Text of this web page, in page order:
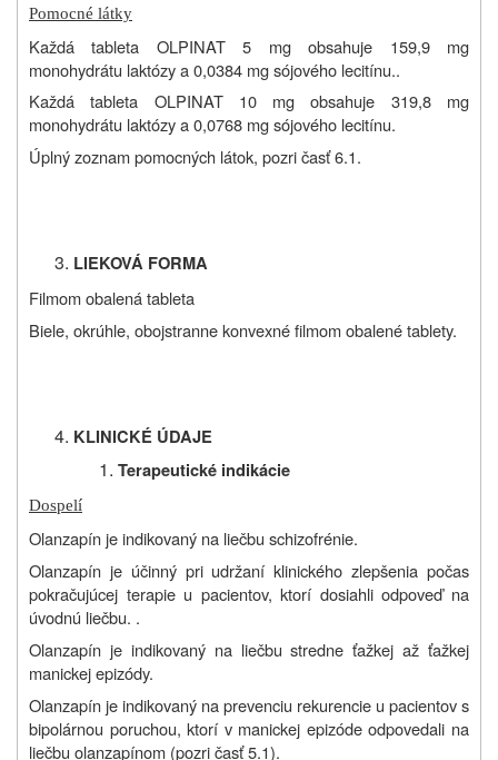
Pomocné látky
Každá tableta OLPINAT 5 mg obsahuje 159,9 mg
monohydrátu laktózy a 0,0384 mg sójového lecitínu..
Každá tableta OLPINAT 10 mg obsahuje 319,8 mg
monohydrátu laktózy a 0,0768 mg sójového lecitínu.
Úplný zoznam pomocných látok, pozri časť 6.1.
LIEKOVÁ FORMA
Filmom obalená tableta
Biele, okrúhle, obojstranne konvexné filmom obalené tablety.
KLINICKÉ ÚDAJE
Terapeutické indikácie
Dospelí
Olanzapín je indikovaný na liečbu schizofrénie.
Olanzapín je účinný pri udržaní klinického zlepšenia počas
pokračujúcej terapie u pacientov, ktorí dosiahli odpoveď na
úvodnú liečbu. .
Olanzapín je indikovaný na liečbu stredne ťažkej až ťažkej
manickej epizódy.
Olanzapín je indikovaný na prevenciu rekurencie u pacientov s
bipolárnou poruchou, ktorí v manickej epizóde odpovedali na
liečbu olanzapínom (pozri časť 5.1).